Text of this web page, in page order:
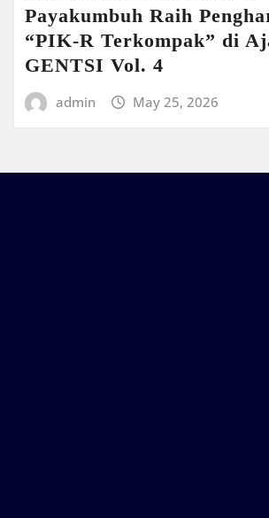
Payakumbuh Raih
“PIK-R Terkompak” di
GENTSI Vol. 4
admin May 25, 2026